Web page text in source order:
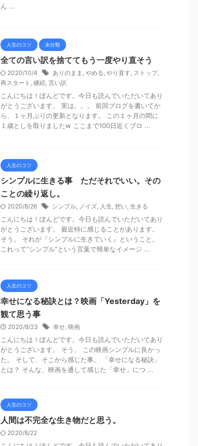
ん ...
人生のコツ 未分類
全ての言い訳を捨ててもう一度やり直そう
2020/10/4 ありのまま , やめる, やり直す, ストップ,
再スタート , 継続, 言い訳
こんにちは！ぽんどです。今日も読んでいただいてあり
がとうございます。 実は。。。 前回ブログを書いてか
ら、１ヶ月ぶりの更新となります。 この１ヶ月の間に
１歳としを取りましたw ここまで100日近くブロ ...
人生のコツ
シンプルに生きる事 ただそれでいい。その
ことの繰り返し。
2020/8/26 シンプル, ノイズ, 人生, 想い, 生きる
こんにちは！ぽんどです。今日も読んでいただいてあり
がとうございます。 最近特に感じることがあります。
そう。 それが『シンプルに生きていく』ということ。
これって”シンプル”という言葉で簡単なイメージ ...
人生のコツ
幸せになる秘訣とは？映画「Yesterday」を
観て思う事
2020/8/23 幸せ, 映画
こんにちは！ぽんどです。今日も読んでいただいてあり
がとうございます。 そう。 この映画シンプルに良かっ
た。 そして、そこから感じた事。 「幸せになる秘訣」
とは？ そんな、映画を通して感じた「幸せ」につ ...
人生のコツ
人間は不完全な生き物だと思う。
2020/8/22